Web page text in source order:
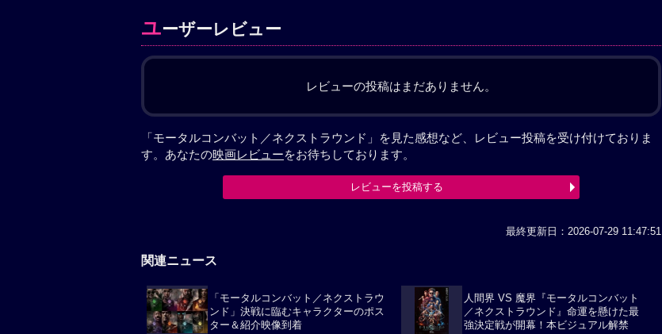
ユーザーレビュー
レビューの投稿はまだありません。
「モータルコンバット／ネクストラウンド」を見た感想など、レビュー投稿を受け付けておりま
す。あなたの映画レビューをお待ちしております。
レビューを投稿する
最終更新日：2026-07-29 11:47:51
関連ニュース
「モータルコンバット／ネクストラウ
ンド」決戦に臨むキャラクターのポス
ター＆紹介映像到着
人間界 VS 魔界『モータルコンバット
／ネクストラウンド』命運を懸けた最
強決定戦が開幕！本ビジュアル解禁